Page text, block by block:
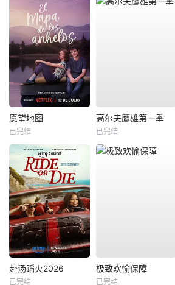
愿望地图
已完结
高尔夫鹰雄第一季
已完结
赴汤蹈火2026
已完结
极致欢愉保障
已完结